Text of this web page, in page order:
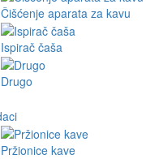
Čišćenje aparata za kavu
Ispirač čaša
Drugo
Pržionice kave